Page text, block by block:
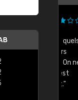
quels
a plusieurs
etc. On ne
s'est
convient."